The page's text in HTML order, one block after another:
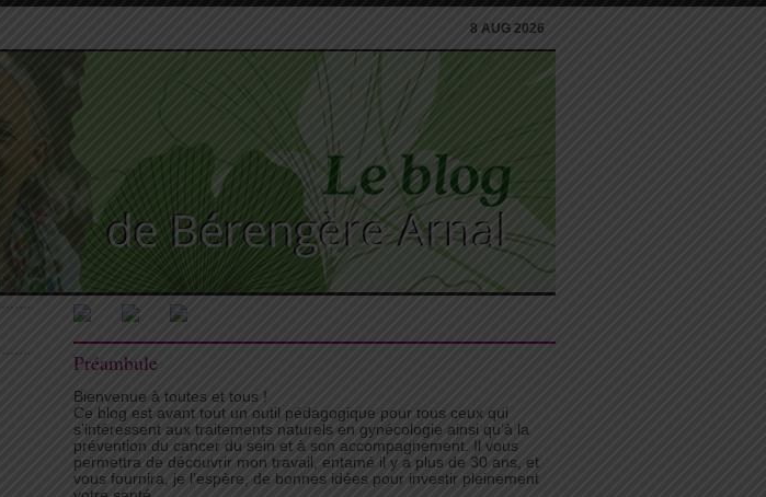
8 AUG 2026
Préambule
Bienvenue à toutes et tous !
Ce blog est avant tout un outil pédagogique pour tous ceux qui
s’intéressent aux traitements naturels en gynécologie ainsi qu’à la
prévention du cancer du sein et à son accompagnement. Il vous
permettra de découvrir mon travail, entamé il y a plus de 30 ans, et
vous fournira, je l’espère, de bonnes idées pour investir pleinement